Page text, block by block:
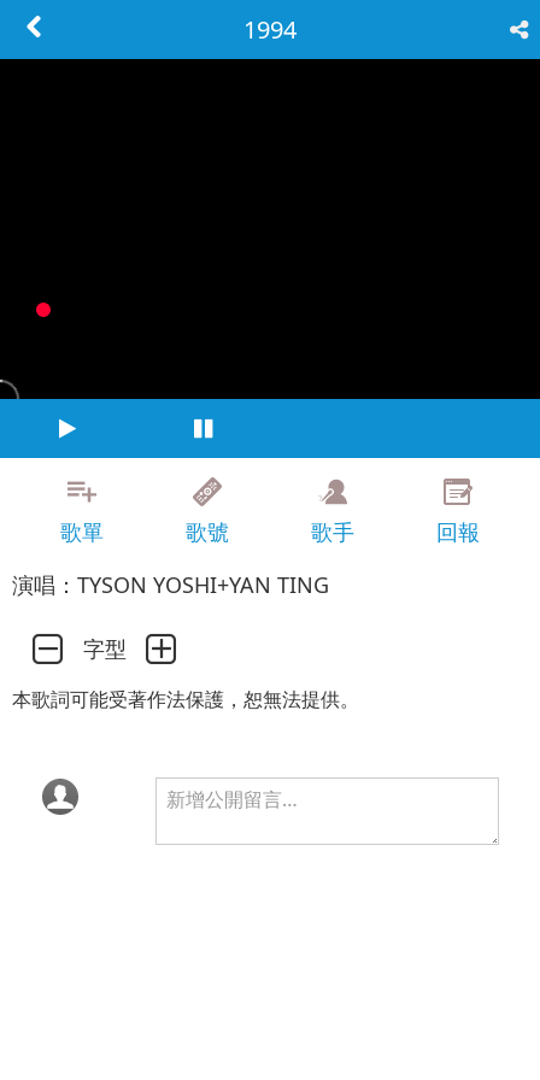
1994
歌單 歌號 歌手
回報
演唱：TYSON YOSHI+YAN TING
字型
本歌詞可能受著作法保護，恕無法提供。